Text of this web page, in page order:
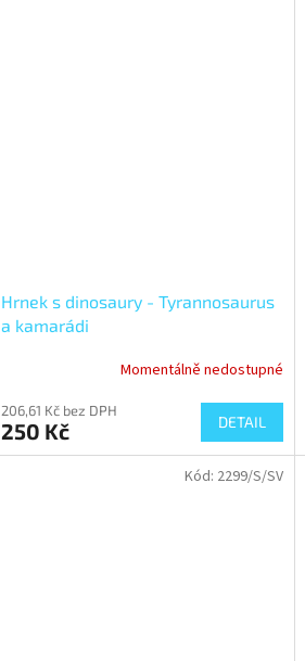
Hrnek s dinosaury - Tyrannosaurus
a kamarádi
Momentálně nedostupné
206,61 Kč bez DPH
250 Kč DETAIL
Kód: 2299/S/SV